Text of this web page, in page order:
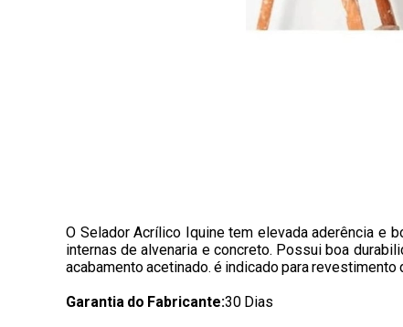
O Selador Acrílico Iquine tem elevada aderência e
internas de alvenaria e concreto. Possui boa
acabamento acetinado. é indicado para
Garantia do Fabricante:30 Dias